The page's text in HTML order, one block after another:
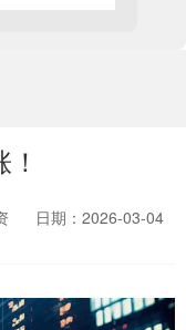
日期：2026-03-04